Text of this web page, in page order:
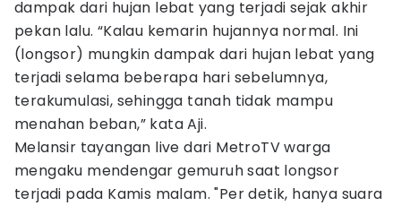
dampak dari hujan lebat yang terjadi sejak akhir
pekan lalu. “Kalau kemarin hujannya normal. Ini
(longsor) mungkin dampak dari hujan lebat yang
terjadi selama beberapa hari sebelumnya,
terakumulasi, sehingga tanah tidak mampu
menahan beban,” kata Aji.
Melansir tayangan live dari MetroTV warga
mengaku mendengar gemuruh saat longsor
terjadi pada Kamis malam. "Per detik, hanya suara